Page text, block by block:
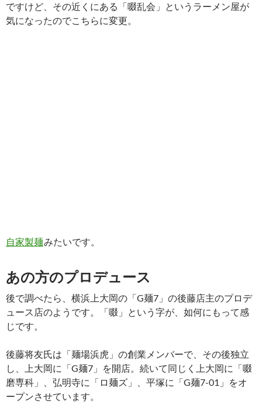
ですけど、その近くにある「啜乱会」というラーメン屋が
気になったのでこちらに変更。
自家製麺みたいです。
あの方のプロデュース
後で調べたら、横浜上大岡の「G麺7」の後藤店主のプロデ
ュース店のようです。「啜」という字が、如何にもって感
じです。
後藤将友氏は「麺場浜虎」の創業メンバーで、その後独立
し、上大岡に「G麺7」を開店。続いて同じく上大岡に「啜
磨専科」、弘明寺に「ロ麺ズ」、平塚に「G麺7-01」をオ
ープンさせています。